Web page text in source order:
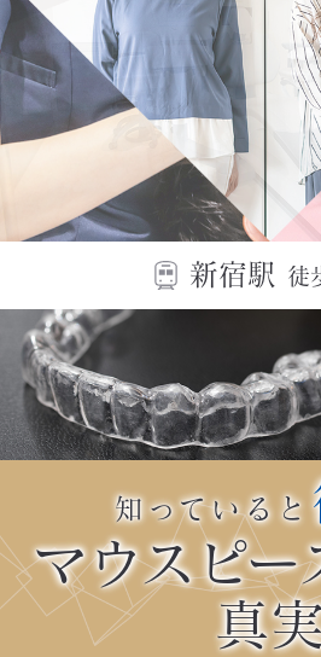
新宿駅 徒
知っていると
マウスピー
真